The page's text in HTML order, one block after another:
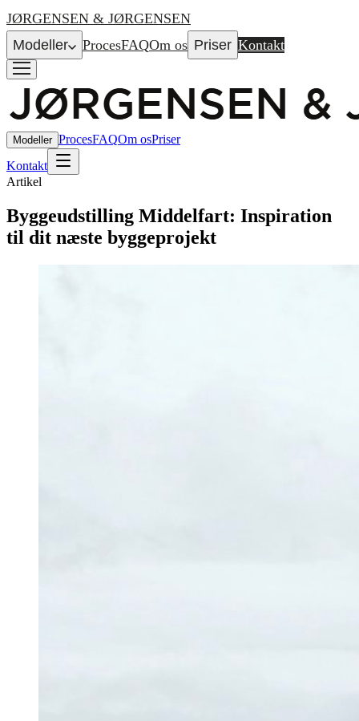
JØRGENSEN & JØRGENSEN
Modeller
ProcesFAQOm os Priser Kontakt
Modeller ProcesFAQOm osPriser
Kontakt
Artikel
Byggeudstilling Middelfart: Inspiration
til dit næste byggeprojekt